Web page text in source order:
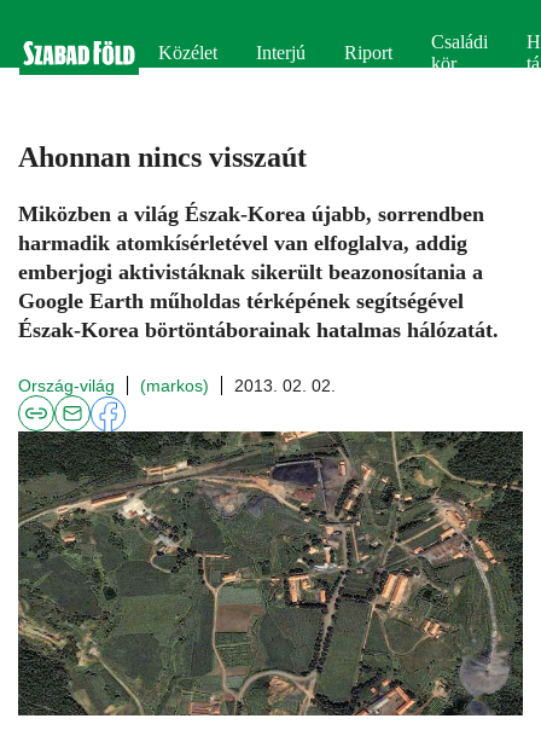
Közélet Interjú Riport
Családi
kör
Ahonnan nincs visszaút
Miközben a világ Észak-Korea újabb, sorrendben
harmadik atomkísérletével van elfoglalva, addig
emberjogi aktivistáknak sikerült beazonosítania a
Google Earth műholdas térképének segítségével
Észak-Korea börtöntáborainak hatalmas hálózatát.
Ország-világ (markos) 2013. 02. 02.